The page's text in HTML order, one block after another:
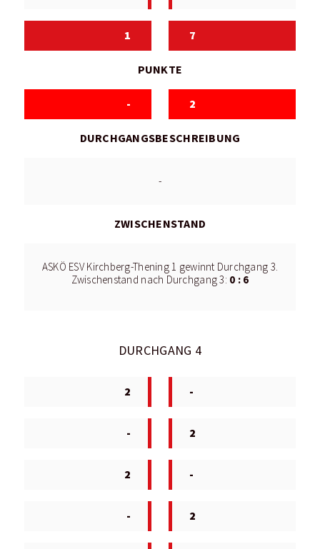
1 7
PUNKTE
- 2
DURCHGANGSBESCHREIBUNG
-
ZWISCHENSTAND
ASKÖ ESV Kirchberg-Thening 1 gewinnt Durchgang 3.
Zwischenstand nach Durchgang 3: 0 : 6
DURCHGANG 4
2 -
- 2
2 -
- 2